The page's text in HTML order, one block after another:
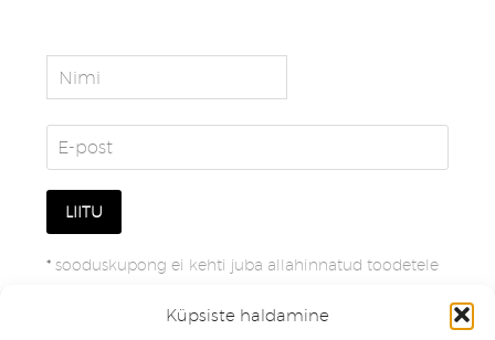
Küpsiste haldamine
* sooduskupong ei kehti juba allahinnatud toodetele